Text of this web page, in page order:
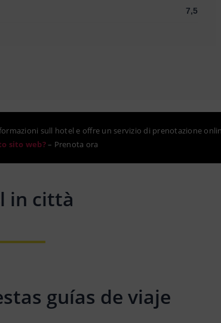
7,5
sull hotel e offre un servizio di prenotazione
sito web?– Prenota ora
in città
guías de viaje